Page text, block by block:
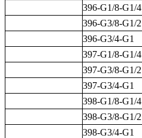
396-G1/8-G1/4
396-G3/8-G1/2
396-G3/4-G1
397-G1/8-G1/4
397-G3/8-G1/2
397-G3/4-G1
398-G1/8-G1/4
398-G3/8-G1/2
398-G3/4-G1